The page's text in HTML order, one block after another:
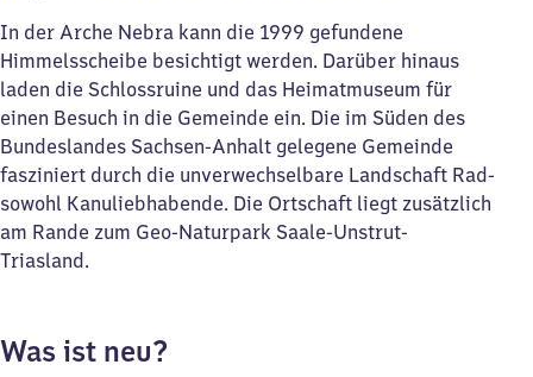
In der Arche Nebra kann die 1999 gefundene
Himmelsscheibe besichtigt werden. Darüber hinaus
laden die Schlossruine und das Heimatmuseum für
einen Besuch in die Gemeinde ein. Die im Süden des
Bundeslandes Sachsen-Anhalt gelegene Gemeinde
fasziniert durch die unverwechselbare Landschaft Rad-
sowohl Kanuliebhabende. Die Ortschaft liegt zusätzlich
am Rande zum Geo-Naturpark Saale-Unstrut-
Triasland.
Was ist neu?